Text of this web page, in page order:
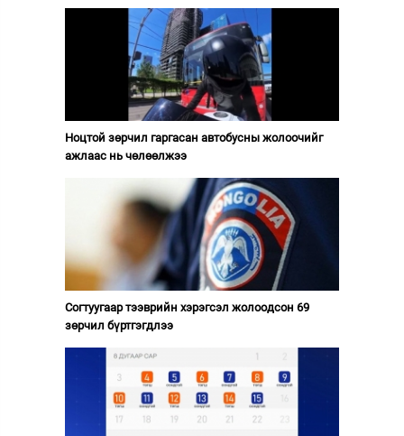
Ноцтой зөрчил гаргасан автобусны жолоочийг
ажлаас нь чөлөөлжээ
Согтуугаар тээврийн хэрэгсэл жолоодсон 69
зөрчил бүртгэгдлээ